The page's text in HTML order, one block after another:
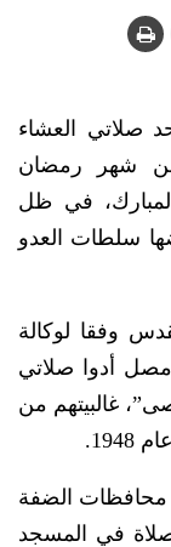
صلاتي العشاء
من شهر رمضان
في ظل
سلطات العدو
وفقا لوكالة
وفا أن “نحو 70 ألف مصل أدوا صلاتي
غالبيتهم من
محافظات الضفة
في المسجد